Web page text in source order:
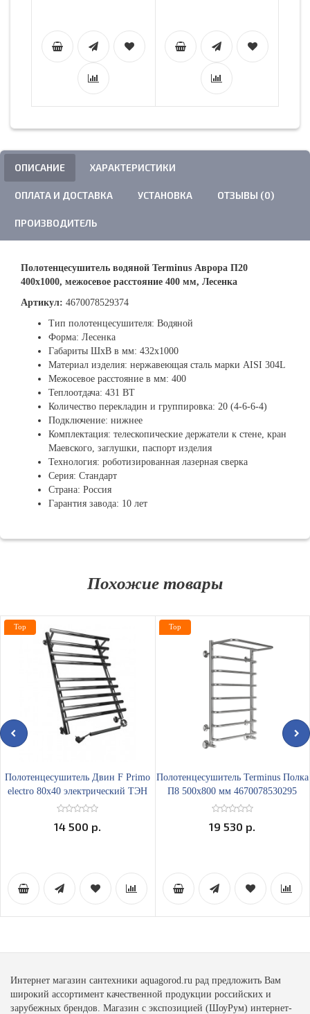
ОПИСАНИЕ ХАРАКТЕРИСТИКИ
ОПЛАТА И ДОСТАВКА УСТАНОВКА ОТЗЫВЫ (0)
ПРОИЗВОДИТЕЛЬ
Полотенцесушитель водяной Terminus Аврора П20
400х1000, межосевое расстояние 400 мм, Лесенка
Артикул: 4670078529374
Тип полотенцесушителя: Водяной
Форма: Лесенка
Габариты ШхВ в мм: 432х1000
Материал изделия: нержавеющая сталь марки AISI 304L
Межосевое расстояние в мм: 400
Теплоотдача: 431 ВТ
Количество перекладин и группировка: 20 (4-6-6-4)
Подключение: нижнее
Комплектация: телескопические держатели к стене, кран
Маевского, заглушки, паспорт изделия
Технология: роботизированная лазерная сверка
Серия: Стандарт
Страна: Россия
Гарантия завода: 10 лет
Похожие товары
Полотенцесушитель Двин F Primo
electro 80х40 электрический ТЭН
справа
14 500 р.
Top
Полотенцесушитель Terminus Полка
П8 500х800 мм 4670078530295
19 530 р.
Top
Интернет магазин сантехники aquagorod.ru рад предложить Вам
широкий ассортимент качественной продукции российских и
зарубежных брендов. Магазин с экспозицией (ШоуРум) интернет-